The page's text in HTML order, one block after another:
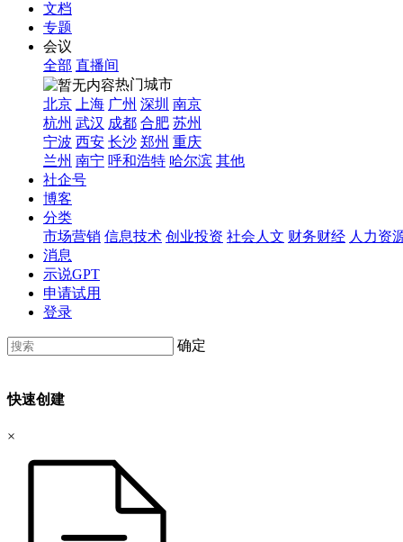
文档
专题
会议
全部 直播间
热门城市
北京
上海 广州 深圳 南京
杭州 武汉 成都 合肥 苏州
宁波 西安 长沙 郑州 重庆
兰州 南宁 呼和浩特 哈尔滨 其他
社企号
博客
分类
市场营销 信息技术 创业投资 社会人文 财务财经 人力资
消息
示说GPT
申请试用
登录
确定
快速创建
×